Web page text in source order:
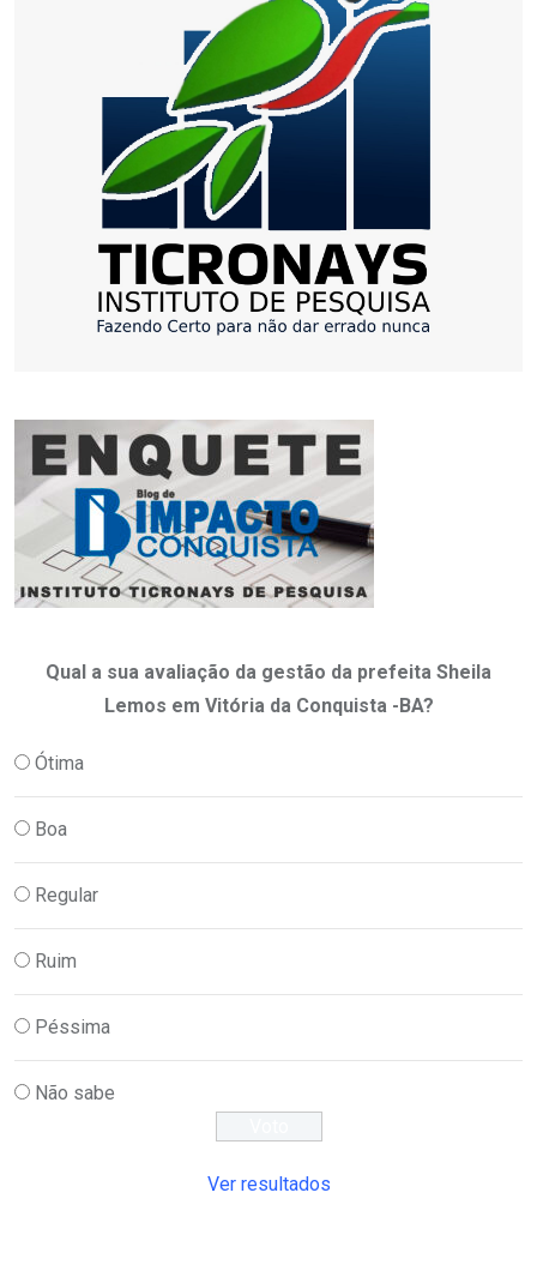
Qual a sua avaliação da gestão da prefeita Sheila
Lemos em Vitória da Conquista -BA?
Ótima
Boa
Regular
Ruim
Péssima
Não sabe
Ver resultados